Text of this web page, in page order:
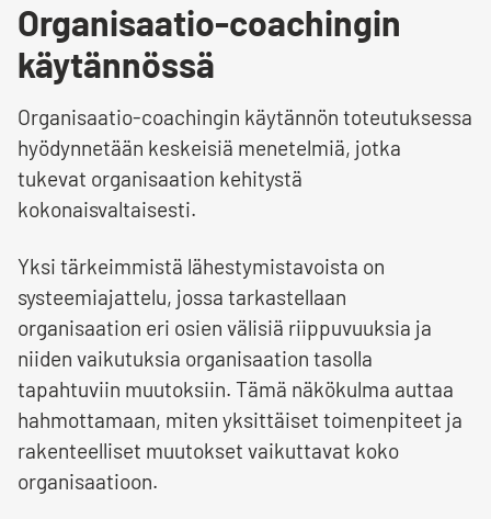
Organisaatio-coachingin
käytännössä
Organisaatio-coachingin käytännön toteutuksessa
hyödynnetään keskeisiä menetelmiä, jotka
tukevat organisaation kehitystä
kokonaisvaltaisesti.
Yksi tärkeimmistä lähestymistavoista on
systeemiajattelu, jossa tarkastellaan
organisaation eri osien välisiä riippuvuuksia ja
niiden vaikutuksia organisaation tasolla
tapahtuviin muutoksiin. Tämä näkökulma auttaa
hahmottamaan, miten yksittäiset toimenpiteet ja
rakenteelliset muutokset vaikuttavat koko
organisaatioon.